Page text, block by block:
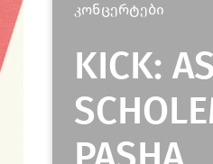
კონცერტები
KICK: